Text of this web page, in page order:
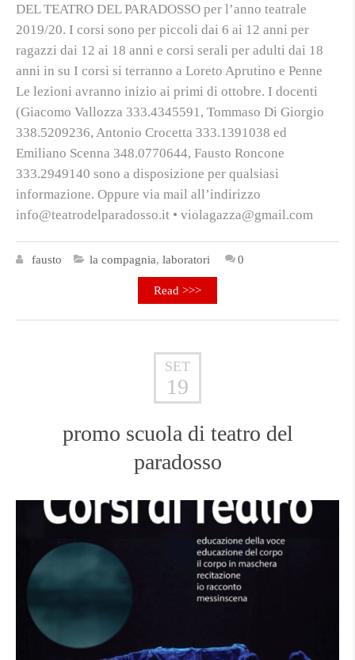
DEL TEATRO DEL PARADOSSO per l’anno teatrale
2019/20. I corsi sono per piccoli dai 6 ai 12 anni per
ragazzi dai 12 ai 18 anni e corsi serali per adulti dai 18
anni in su I corsi si terranno a Loreto Aprutino e Penne
Le lezioni avranno inizio ai primi di ottobre. I docenti
(Giacomo Vallozza 333.4345591, Tommaso Di Giorgio
338.5209236, Antonio Crocetta 333.1391038 ed
Emiliano Scenna 348.0770644, Fausto Roncone
333.2949140 sono a disposizione per qualsiasi
informazione. Oppure via mail all’indirizzo
info@teatrodelparadosso.it • violagazza@gmail.com
fausto la compagnia, laboratori 0
Read >>>
SET
19
promo scuola di teatro del
paradosso